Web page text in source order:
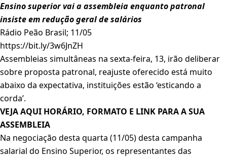
Ensino superior vai a assembleia enquanto patronal
insiste em redução geral de salários
Rádio Peão Brasil; 11/05
https://bit.ly/3w6JnZH
Assembleias simultâneas na sexta-feira, 13, irão deliberar
sobre proposta patronal, reajuste oferecido está muito
abaixo da expectativa, instituições estão ‘esticando a
corda’.
VEJAAQUI HORÁRIO, FORMATO E LINK PARA A SUA
ASSEMBLEIA
Na negociação desta quarta (11/05) desta campanha
salarial do Ensino Superior, os representantes das